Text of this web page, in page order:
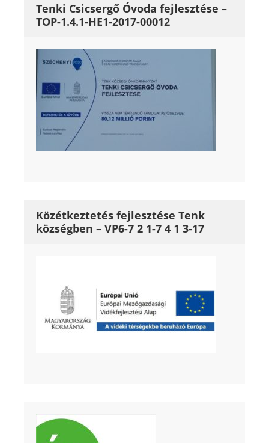
Tenki Csicsergő Óvoda fejlesztése –
TOP-1.4.1-HE1-2017-00012
Közétkeztetés fejlesztése Tenk
községben – VP6-7 2 1-7 4 1 3-17